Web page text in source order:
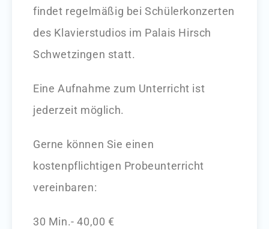
findet regelmäßig bei Schülerkonzerten
des Klavierstudios im Palais Hirsch
Schwetzingen statt.
Eine Aufnahme zum Unterricht ist
jederzeit möglich.
Gerne können Sie einen
kostenpflichtigen Probeunterricht
vereinbaren:
30 Min.- 40,00 €